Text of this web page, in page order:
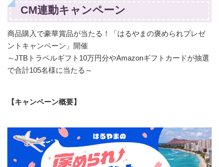
CM連動キャンペーン
商品購入で豪華賞品が当たる！「はるやまの褒められプレゼ
ントキャンペーン」開催
～JTBトラベルギフト10万円分やAmazonギフトカードが抽選
で合計105名様に当たる～
【キャンペーン概要】